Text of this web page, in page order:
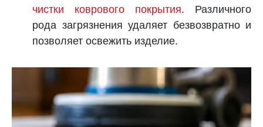
чистки коврового покрытия. Различного
рода загрязнения удаляет безвозвратно и
позволяет освежить изделие.